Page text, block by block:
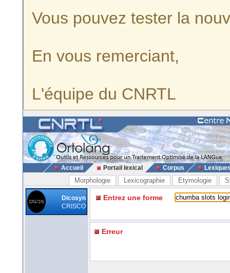
Vous pouvez tester la
En vous remerciant,
L'équipe du CNRTL
Accueil Portail lexical Corpus
Morphologie Lexicographie Etymologie
Dicosyn
CRISCO
Entrez une forme
Erreur